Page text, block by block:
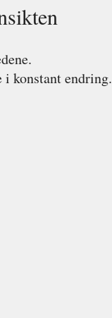
konstant endring.